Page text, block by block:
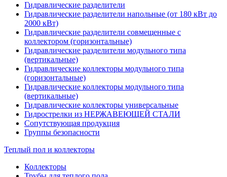
Гидравлические разделители
Гидравлические разделители напольные (от 180 кВт до
2000 кВт)
Гидравлические разделители совмещенные с
коллектором (горизонтальные)
Гидравлические разделители модульного типа
(вертикальные)
Гидравлические коллекторы модульного типа
(горизонтальные)
Гидравлические коллекторы модульного типа
(вертикальные)
Гидравлические коллекторы универсальные
Гидрострелки из НЕРЖАВЕЮЩЕЙ СТАЛИ
Сопутствующая продукция
Группы безопасности
Теплый пол и коллекторы
Коллекторы